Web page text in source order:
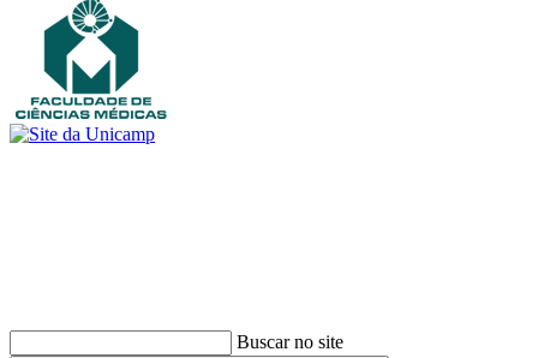
Buscar no site